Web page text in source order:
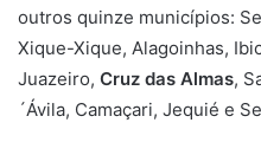
outros quinze municípios:
Xique-Xique, Alagoinhas,
Juazeiro, Cruz das Almas,
´Ávila, Camaçari, Jequié e